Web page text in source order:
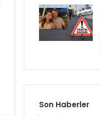
Son Haberler